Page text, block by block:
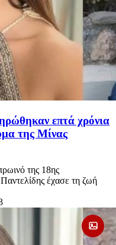
επτά χρόνια
της Μίνας
της 18ης
έχασε τη ζωή